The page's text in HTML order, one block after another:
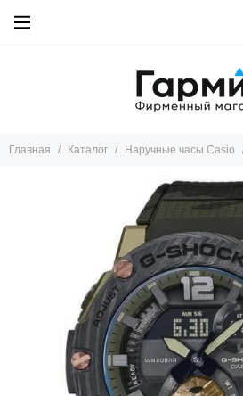
Главная Каталог Наручные часы Casio